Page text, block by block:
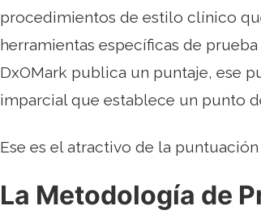
procedimientos de estilo clínico
herramientas específicas de
DxOMark publica un puntaje, ese
imparcial que establece un punto
Ese es el atractivo de la
La Metodología de